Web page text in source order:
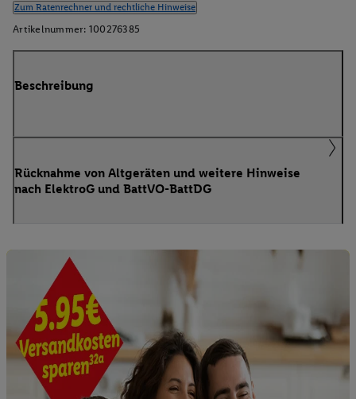
Zum Ratenrechner und rechtliche Hinweise
Artikelnummer: 100276385
Beschreibung
Rücknahme von Altgeräten und weitere Hinweise
nach ElektroG und BattVO-BattDG